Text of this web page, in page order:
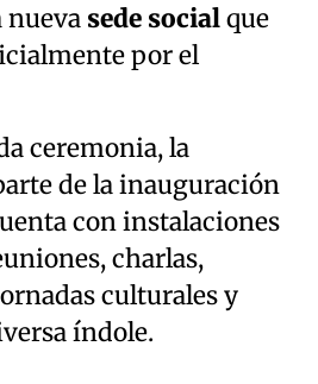
nueva sede socialque
por el
ceremonia, la
de la inauguración
con instalaciones
charlas,
culturales y
índole.